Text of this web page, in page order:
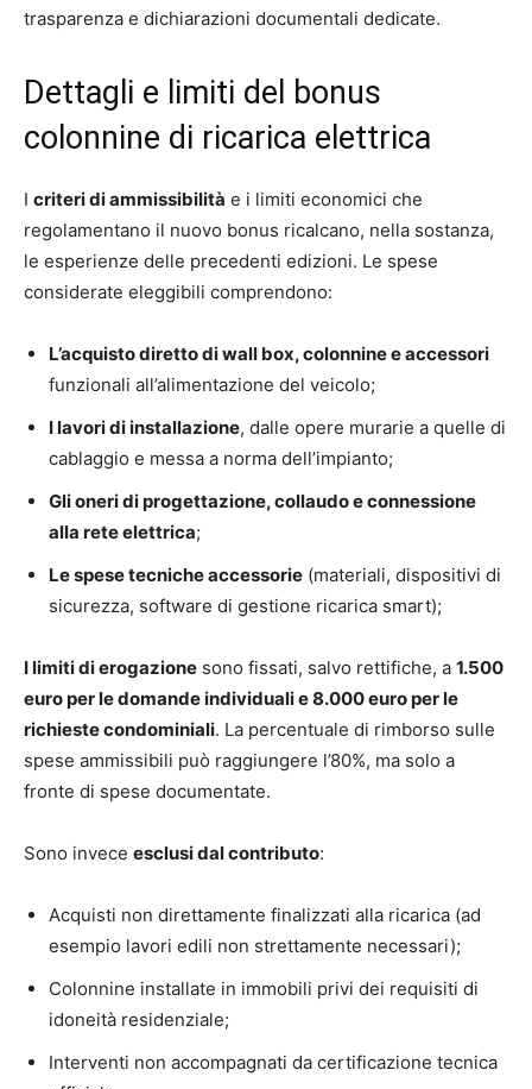
trasparenza e dichiarazioni documentali dedicate.
Dettagli e limiti del bonus
colonnine di ricarica elettrica
I criteri di ammissibilità e i limiti economici che
regolamentano il nuovo bonus ricalcano, nella sostanza,
le esperienze delle precedenti edizioni. Le spese
considerate eleggibili comprendono:
L’acquisto diretto di wall box, colonnine e accessori
funzionali all’alimentazione del veicolo;
I lavori di installazione, dalle opere murarie a quelle di
cablaggio e messa a norma dell’impianto;
Gli oneri di progettazione, collaudo e connessione
alla rete elettrica;
Le spese tecniche accessorie (materiali, dispositivi di
sicurezza, software di gestione ricarica smart);
I limiti di erogazione sono fissati, salvo rettifiche, a 1.500
euro per le domande individuali e 8.000 euro per le
richieste condominiali. La percentuale di rimborso sulle
spese ammissibili può raggiungere l’80%, ma solo a
fronte di spese documentate.
Sono invece esclusi dal contributo:
Acquisti non direttamente finalizzati alla ricarica (ad
esempio lavori edili non strettamente necessari);
Colonnine installate in immobili privi dei requisiti di
idoneità residenziale;
Interventi non accompagnati da certificazione tecnica